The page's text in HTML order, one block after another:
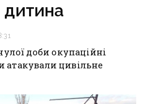
дитина
доби окупаційні
атакували цивільне